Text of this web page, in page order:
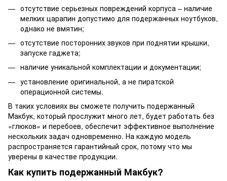
отсутствие серьезных повреждений корпуса – наличие
мелких царапин допустимо для подержанных ноутбуков,
однако не вмятин;
отсутствие посторонних звуков при поднятии крышки,
запуске гаджета;
наличие уникальной комплектации и документации;
установление оригинальной, а не пиратской
операционной системы.
В таких условиях вы сможете получить подержанный
Макбук, который прослужит много лет, будет работать без
«глюков» и перебоев, обеспечит эффективное выполнение
нескольких задач одновременно. На каждую модель
распространяется гарантийный срок, потому что мы
уверены в качестве продукции.
Как купить подержанный Макбук?